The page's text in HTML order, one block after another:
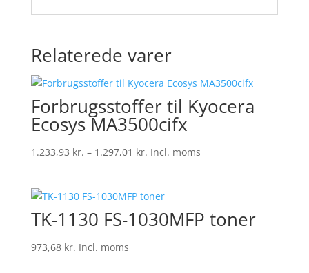
Relaterede varer
Forbrugsstoffer til Kyocera
Ecosys MA3500cifx
1.233,93 kr. – 1.297,01 kr.Prisinterval:
1.297,01 kr.
Incl. moms
TK-1130 FS-1030MFP toner
973,68 kr. Incl. moms